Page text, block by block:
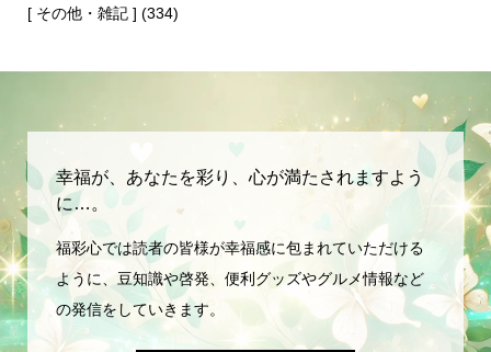
[ その他・雑記 ] (334)
幸福が、あなたを彩り、心が満たされますよう
に…。
福彩心では読者の皆様が幸福感に包まれていただける
ように、豆知識や啓発、便利グッズやグルメ情報など
の発信をしていきます。